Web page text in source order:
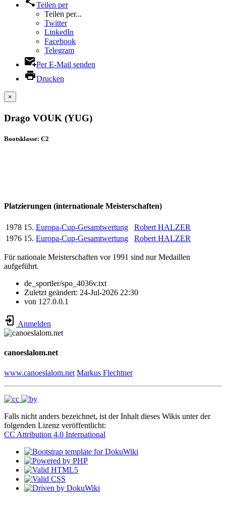
Teilen per
Teilen per...
Twitter
LinkedIn
Facebook
Telegram
Per E-Mail senden
Drucken
×
Drago VOUK (YUG)
Bootsklasse: C2
Platzierungen (internationale Meisterschaften)
1978 15. Europa-Cup-Gesamtwertung
Robert HALZER
1976 15. Europa-Cup-Gesamtwertung Robert HALZER
Für nationale Meisterschaften vor 1991 sind nur Medaillen
aufgeführt.
de_sportler/spo_4036v.txt
Zuletzt geändert: 24-Jul-2026 22:30
von 127.0.0.1
Anmelden
canoeslalom.net
www.canoeslalom.net Markus Flechtner
Falls nicht anders bezeichnet, ist der Inhalt dieses Wikis unter der
folgenden Lizenz veröffentlicht:
CC Attribution 4.0 International